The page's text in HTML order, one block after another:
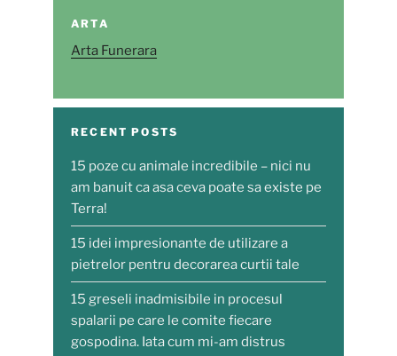
ARTA
Arta Funerara
RECENT POSTS
15 poze cu animale incredibile – nici nu
am banuit ca asa ceva poate sa existe pe
Terra!
15 idei impresionante de utilizare a
pietrelor pentru decorarea curtii tale
15 greseli inadmisibile in procesul
spalarii pe care le comite fiecare
gospodina. Iata cum mi-am distrus